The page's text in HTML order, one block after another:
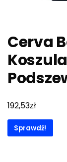
Cerva
192,53zł
Sprawdź!